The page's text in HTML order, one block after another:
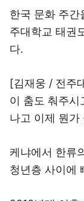
한국 문화 주간
주대학교 태권
다.
[김재웅 / 전주
이 춤도 춰주시
나고 이제 뭔
케냐에서 한류
청년층 사이에